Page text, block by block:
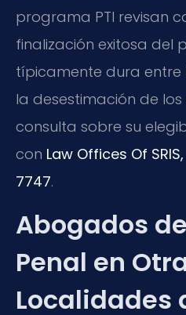
programa PTI revisan
finalización exitosa del
típicamente dura entre
la desestimación de
consulta sobre su
con Law Offices Of SRIS,
7747.
Abogados
Penal en
Localidades